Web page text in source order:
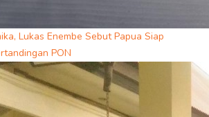
Lukas Enembe Sebut Papua Siap
PON